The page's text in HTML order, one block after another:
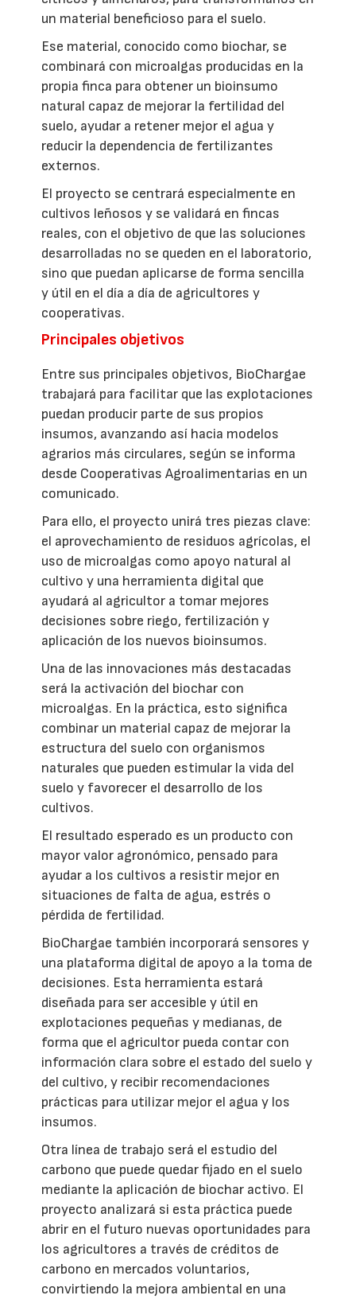
un material beneficioso para el suelo.
Ese material, conocido como biochar, se
combinará con microalgas producidas en la
propia finca para obtener un bioinsumo
natural capaz de mejorar la fertilidad del
suelo, ayudar a retener mejor el agua y
reducir la dependencia de fertilizantes
externos.
El proyecto se centrará especialmente en
cultivos leñosos y se validará en fincas
reales, con el objetivo de que las soluciones
desarrolladas no se queden en el laboratorio,
sino que puedan aplicarse de forma sencilla
y útil en el día a día de agricultores y
cooperativas.
Principales objetivos
Entre sus principales objetivos, BioChargae
trabajará para facilitar que las explotaciones
puedan producir parte de sus propios
insumos, avanzando así hacia modelos
agrarios más circulares, según se informa
desde Cooperativas Agroalimentarias en un
comunicado.
Para ello, el proyecto unirá tres piezas clave:
el aprovechamiento de residuos agrícolas, el
uso de microalgas como apoyo natural al
cultivo y una herramienta digital que
ayudará al agricultor a tomar mejores
decisiones sobre riego, fertilización y
aplicación de los nuevos bioinsumos.
Una de las innovaciones más destacadas
será la activación del biochar con
microalgas. En la práctica, esto significa
combinar un material capaz de mejorar la
estructura del suelo con organismos
naturales que pueden estimular la vida del
suelo y favorecer el desarrollo de los
cultivos.
El resultado esperado es un producto con
mayor valor agronómico, pensado para
ayudar a los cultivos a resistir mejor en
situaciones de falta de agua, estrés o
pérdida de fertilidad.
BioChargae también incorporará sensores y
una plataforma digital de apoyo a la toma de
decisiones. Esta herramienta estará
diseñada para ser accesible y útil en
explotaciones pequeñas y medianas, de
forma que el agricultor pueda contar con
información clara sobre el estado del suelo y
del cultivo, y recibir recomendaciones
prácticas para utilizar mejor el agua y los
insumos.
Otra línea de trabajo será el estudio del
carbono que puede quedar fijado en el suelo
mediante la aplicación de biochar activo. El
proyecto analizará si esta práctica puede
abrir en el futuro nuevas oportunidades para
los agricultores a través de créditos de
carbono en mercados voluntarios,
convirtiendo la mejora ambiental en una